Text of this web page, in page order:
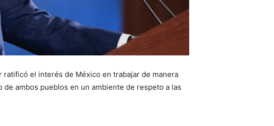
el interés de México en trabajar de manera
ambos pueblos en un ambiente de respeto a las